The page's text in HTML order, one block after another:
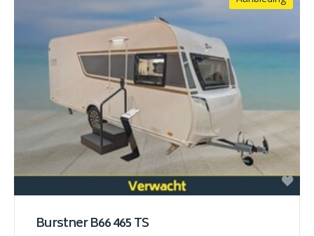
Burstner B66 465 TS